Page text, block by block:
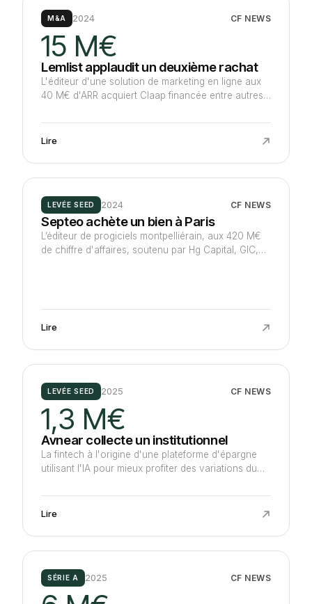
M&A 2024 CF NEWS
15 M€
Lemlist applaudit un deuxième rachat
L'éditeur d'une solution de marketing en ligne aux
40 M€ d'ARR acquiert Claap financée entre autres
pour un montant minimum de 15 M€. La cible
proposant un logiciel d'analyse des appels et des
Lire
LEVÉE SEED 2024 CF NEWS
Septeo achète un bien à Paris
L’éditeur de progiciels montpelliérain, aux 420 M€
de chiffre d'affaires, soutenu par Hg Capital, GIC,
Lire
LEVÉE SEED 2025 CF NEWS
1,3 M€
Avnear collecte un institutionnel
La fintech à l'origine d'une plateforme d'épargne
utilisant l'IA pour mieux profiter des variations du
non dévoilé lors d'un tour d'1,3 M€, comprenant
également des business angels et Sowefund.
Lire
SÉRIE A 2025 CF NEWS